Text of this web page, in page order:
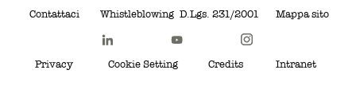
Contattaci Whistleblowing D.Lgs. 231/2001 Mappa sito
Privacy Cookie Setting Credits Intranet